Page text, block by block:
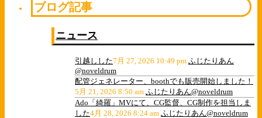
ブログ記事
ニュース
引越しした7月 27, 2026 10:49 pm ふじたりあん
@noveldrum
配管ジェネレーター、boothでも販売開始しました！
5月 21, 2026 8:50 am ふじたりあん@noveldrum
Ado「綺羅」MVにて、CG監督、CG制作を担当しま
した4月 28, 2026 8:24 am ふじたりあん@noveldrum